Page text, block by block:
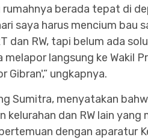
berada tepat di
saya harus mencium bau
dan RW, tapi belum ada
langsung ke Wakil
Gibran',” ungkapnya.
Sumitra, menyatakan
kelurahan dan RW lain yang
dengan aparatur